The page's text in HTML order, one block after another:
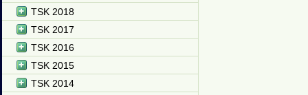
TSK 2018
TSK 2017
TSK 2016
TSK 2015
TSK 2014